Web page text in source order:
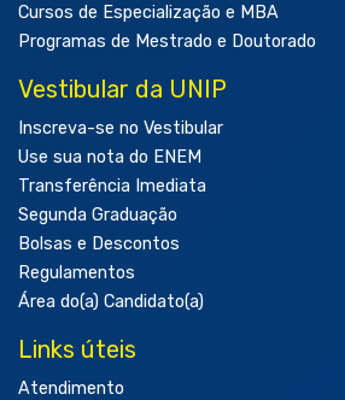
Cursos de Especialização e MBA
Programas de Mestrado e Doutorado
Vestibular da UNIP
Inscreva-se no Vestibular
Use sua nota do ENEM
Transferência Imediata
Segunda Graduação
Bolsas e Descontos
Regulamentos
Área do(a) Candidato(a)
Links úteis
Atendimento